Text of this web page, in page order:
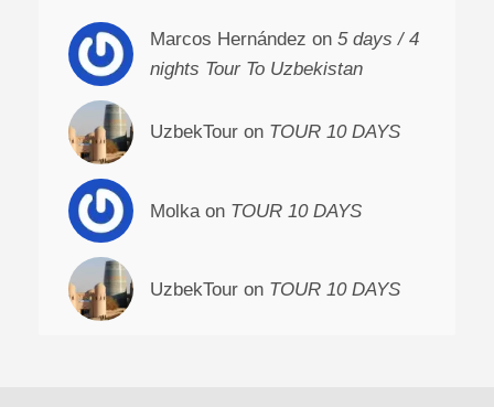
Marcos Hernández on 5 days / 4
nights Tour To Uzbekistan
UzbekTour on TOUR 10 DAYS
Molka on TOUR 10 DAYS
UzbekTour on TOUR 10 DAYS